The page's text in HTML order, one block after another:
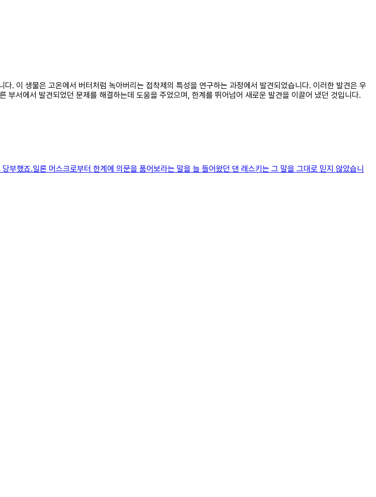
. 이 생물은 고온에서 버터처럼 녹아버리는 접착제의 특성을 연구하는 과정에서 발견되었습니다. 이러한 발견은 우
서에서 발견되었던 문제를 해결하는데 도움을 주었으며, 한계를 뛰어넘어 새로운 발견을 이끌어 냈던 것입니다.
했죠.일론 머스크로부터 한계에 의문을 품어보라는 말을 늘 들어왔던 댄 래스키는 그 말을 그대로 믿지 않았습니